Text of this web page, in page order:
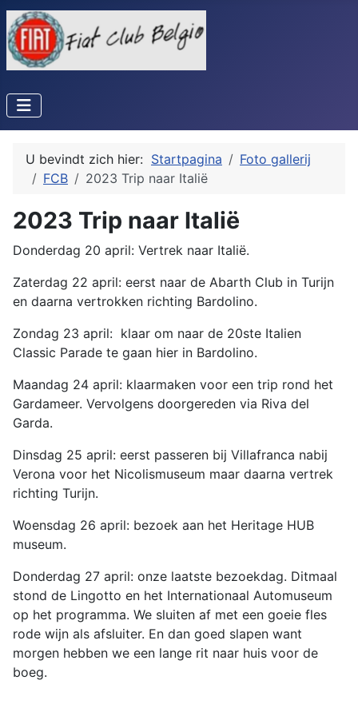
U bevindt zich hier: Startpagina
Foto gallerij
FCB
2023 Trip naar Italië
2023 Trip naar Italië
Donderdag 20 april: Vertrek naar Italië.
Zaterdag 22 april: eerst naar de Abarth Club in Turijn
en daarna vertrokken richting Bardolino.
Zondag 23 april: klaar om naar de 20ste Italien
Classic Parade te gaan hier in Bardolino.
Maandag 24 april: klaarmaken voor een trip rond het
Gardameer. Vervolgens doorgereden via Riva del
Garda.
Dinsdag 25 april: eerst passeren bij Villafranca nabij
Verona voor het Nicolismuseum maar daarna vertrek
richting Turijn.
Woensdag 26 april: bezoek aan het Heritage HUB
museum.
Donderdag 27 april: onze laatste bezoekdag. Ditmaal
stond de Lingotto en het Internationaal Automuseum
op het programma. We sluiten af met een goeie fles
rode wijn als afsluiter. En dan goed slapen want
morgen hebben we een lange rit naar huis voor de
boeg.